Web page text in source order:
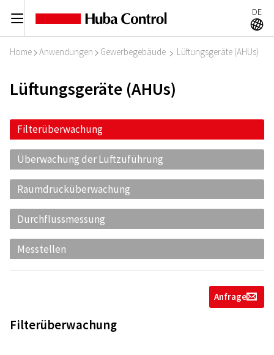
C DE
A
Home I Anwendungen I Gewerbegebäude I Lüftungsgeräte (AHUs)
Lüftungsgeräte (AHUs)
Filterüberwachung
Überwachung der Luftzuführung
Raumdrucküberwachung
Durchflussmessung
Messtellen
Anfrageg
Filterüberwachung